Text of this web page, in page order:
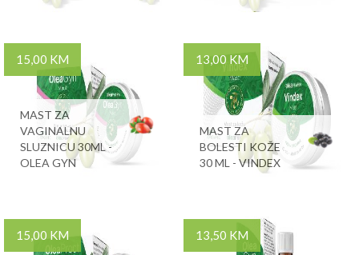
15,00 KM
MAST ZA
VAGINALNU
SLUZNICU 30ML -
OLEA GYN
13,00 KM
MAST ZA
BOLESTI KOŽE
30 ML - VINDEX
15,00 KM 13,50 KM